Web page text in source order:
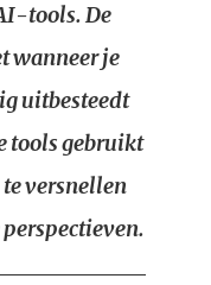
tools. De
wanneer je
uitbesteedt
tools gebruikt
versnellen